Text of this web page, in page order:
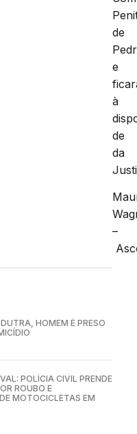
de
e
à
de
da
–
HOMEM É PRESO
POLÍCIA CIVIL PRENDE
ROUBO E
MOTOCICLETAS EM